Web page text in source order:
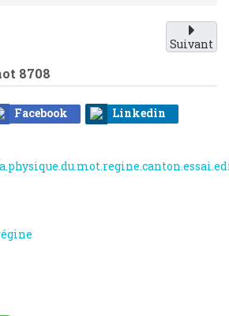
Suivant
8708
Facebook Linkedin